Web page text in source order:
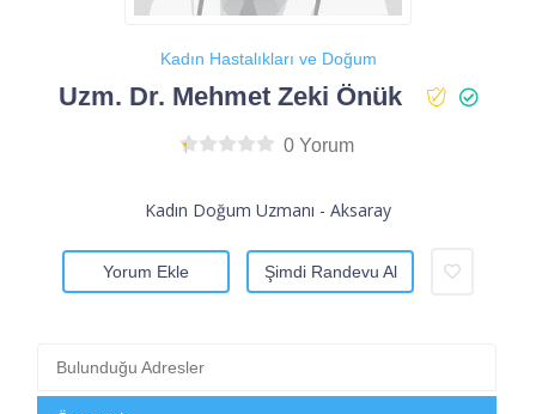
Kadın Hastalıkları ve Doğum
Uzm. Dr. Mehmet Zeki Önük
0 Yorum
Kadın Doğum Uzmanı - Aksaray
Yorum Ekle Şimdi Randevu Al
Bulunduğu Adresler